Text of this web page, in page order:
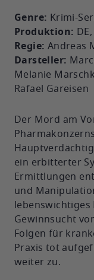
Genre: Krimi-
Produktion:
Regie: Andreas
Darsteller:
Melanie
Rafael Gareisen
Der Mord am
ein erbitterter
Ermittlungen
und
Gewinnsucht
Folgen für
Praxis tot
weiter zu.